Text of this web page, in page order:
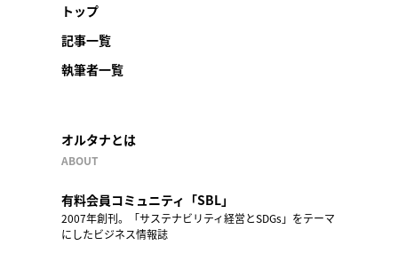
トップ
記事一覧
執筆者一覧
オルタナとは
ABOUT
有料会員コミュニティ「SBL」
2007年創刊。「サステナビリティ経営とSDGs」をテーマ
にしたビジネス情報誌